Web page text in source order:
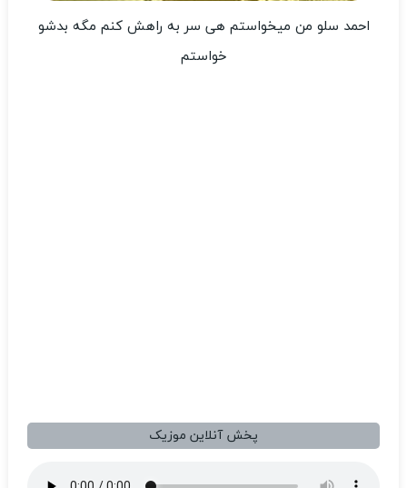
احمد سلو من میخواستم هی سر به راهش کنم مگه بدشو
خواستم
پخش آنلاین موزیک